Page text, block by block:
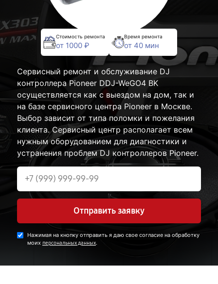
Стоимость ремонта
от 1000 ₽
Время ремонта
от 40 мин
Сервисный ремонт и обслуживание DJ
контроллера Pioneer DDJ-WeGO4 BK
осуществляется как с выездом на дом, так и
на базе сервисного центра Pioneer в Москве.
Выбор зависит от типа поломки и пожелания
клиента. Сервисный центр располагает всем
нужным оборудованием для диагностики и
устранения проблем DJ контроллеров Pioneer.
Отправить заявку
Нажимая на кнопку отправить я даю свое согласие на обработку
моих персональных данных.